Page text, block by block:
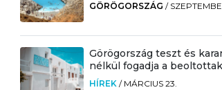
GÖRÖGORSZÁG /
Görögország teszt és
nélkül fogadja a
HÍREK / MÁRCIUS 23.